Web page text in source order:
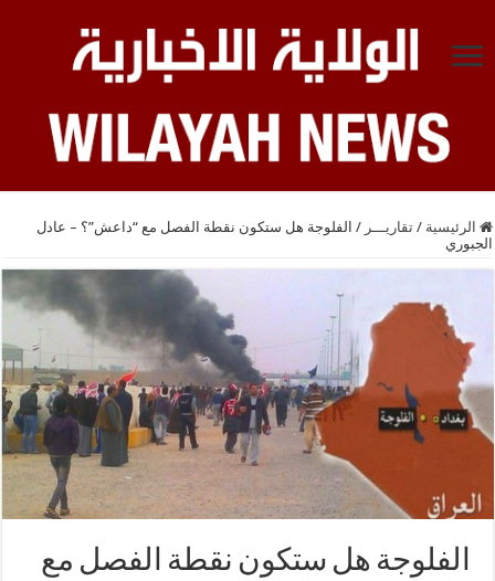
الرئيسية / تقاريـــر / الفلوجة هل ستكون نقطة الفصل مع “داعش”؟ – عادل
الجبوري
الفلوجة هل ستكون نقطة الفصل مع